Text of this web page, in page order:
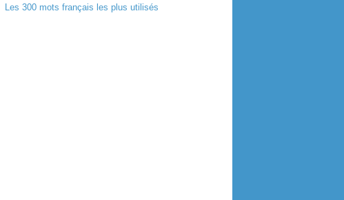
Les 300 mots français les plus utilisés